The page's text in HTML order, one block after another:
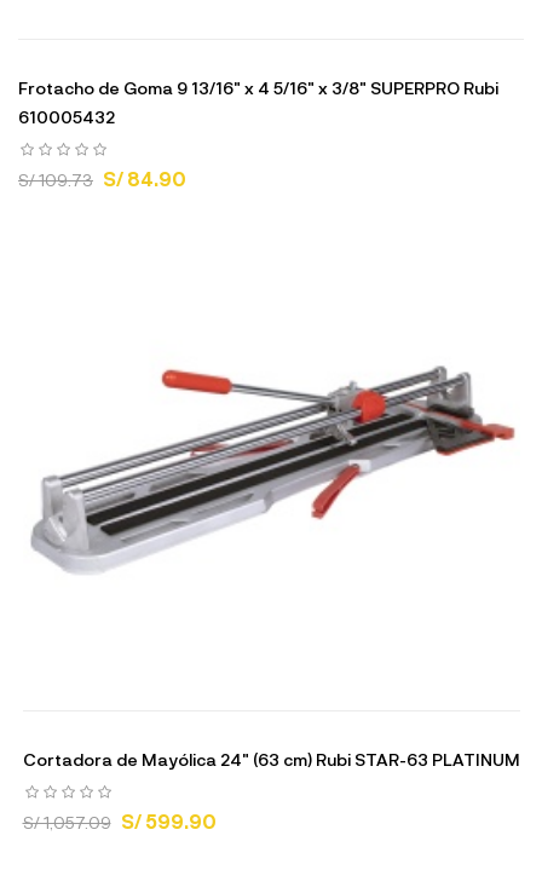
Frotacho de Goma 9 13/16" x 4 5/16" x 3/8" SUPERPRO Rubi
610005432
S/ 109.73 S/ 84.90
Cortadora de Mayólica 24" (63 cm) Rubi STAR-63 PLATINUM
S/ 1,057.09 S/ 599.90